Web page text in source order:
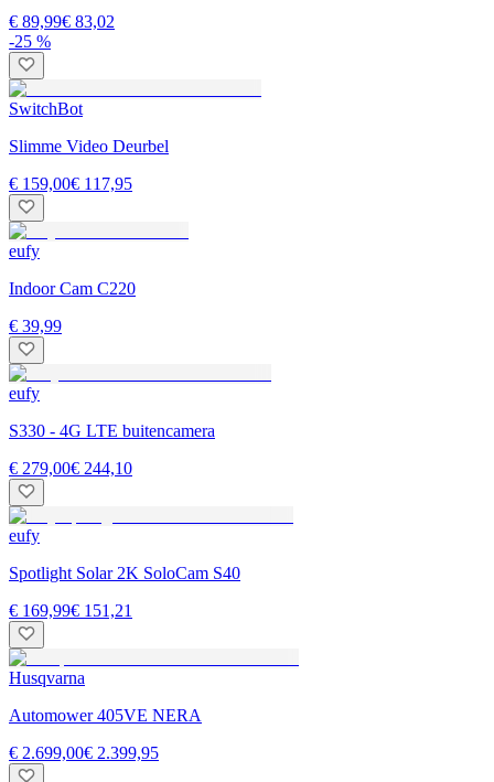
€ 89,99€ 83,02
-25 %
SwitchBot
Slimme Video Deurbel
€ 159,00€ 117,95
eufy
Indoor Cam C220
€ 39,99
eufy
S330 - 4G LTE buitencamera
€ 279,00€ 244,10
eufy
Spotlight Solar 2K SoloCam S40
€ 169,99€ 151,21
Husqvarna
Automower 405VE NERA
€ 2.699,00€ 2.399,95